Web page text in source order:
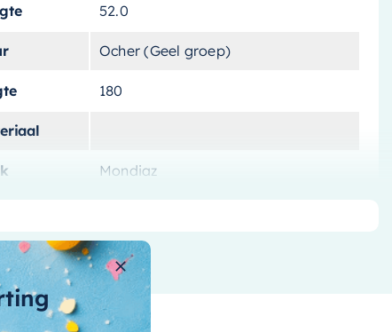
52.0
Ocher (Geel groep)
180
Mondiaz
liters 180 L
personen